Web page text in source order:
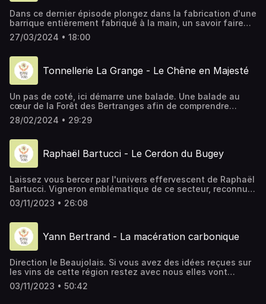
Dans ce dernier épisode plongez dans la fabrication d'une
barrique entièrement fabriqué à la main, un savoir faire
rare et d'orfèvrerie.
27/03/2024 • 18:00
Tonnellerie La Grange - Le Chêne en Majesté
Un pas de coté, ici démarre une balade. Une balade au
cœur de la Forêt des Bertranges afin de comprendre
l'univers de la barrique. Et quoi de mieux que de
commencer par la compréhension du chêne dans son
fabrication d'un tonneau
28/02/2024 • 29:29
Raphaël Bartucci - Le Cerdon du Bugey
Laissez vous bercer par l'univers effervescent de Raphaël
Bartucci. Vigneron emblématique de ce secteur, reconnu
pour son Cerdon. Une seule cuvée, une méthode simple et
efficace avec la promesse d'un vin subtil et gourmand.
03/11/2023 • 26:08
Yann Bertrand - La macération carbonique
Direction le Beaujolais. Si vous avez des idées reçues sur
les vins de cette région restez avec nous elles vont
disparaitre. Dans cet épisode vous pourrez découvrir les
différentes macérations carboniques emblématiques du
03/11/2023 • 50:42